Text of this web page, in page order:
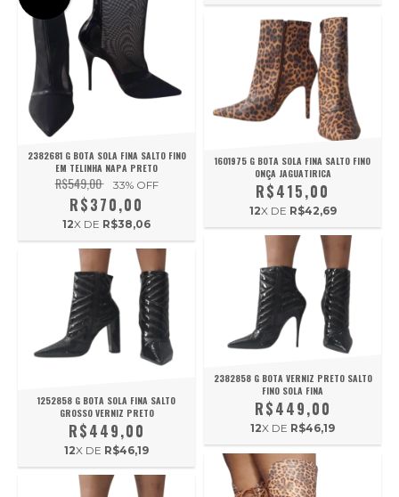
2382681 G BOTA SOLA FINA SALTO FINO
EM TELINHA NAPA PRETO
R$549,00 33% OFF
R$370,00
12X DE R$38,06
1601975 G BOTA SOLA FINA SALTO FINO
ONÇA JAGUATIRICA
R$415,00
12X DE R$42,69
1252858 G BOTA SOLA FINA SALTO
GROSSO VERNIZ PRETO
R$449,00
12X DE R$46,19
2382858 G BOTA VERNIZ PRETO SALTO
FINO SOLA FINA
R$449,00
12X DE R$46,19